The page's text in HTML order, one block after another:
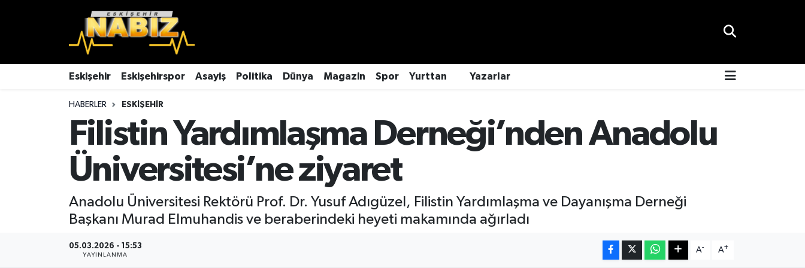
Eskişehir Eskişehirspor Asayiş Politika Dünya Magazin Spor Yurttan Yazarlar
HABERLER ESKIŞEHIR
Filistin Yardımlaşma Derneği’nden Anadolu
Üniversitesi’ne ziyaret
Anadolu Üniversitesi Rektörü Prof. Dr. Yusuf Adıgüzel, Filistin Yardımlaşma ve Dayanışma Derneği
Başkanı Murad Elmuhandis ve beraberindeki heyeti makamında ağırladı
05.03.2026 - 15:53
YAYINLANMA
A- A+
Eskişehir
Eskişehirspor
Eskişehir Hava Durumu
Eskişehir Trafik Yoğunluk Haritası
TFF 3.Lig 4.Grup Puan Durumu ve Fikstür
Tüm Manşetler
Son Dakika Haberleri
Haber Arşivi